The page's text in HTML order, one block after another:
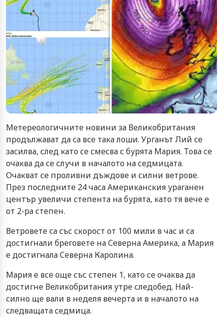
Метереологичните новини за Великобритания
продължават да са все така лоши. Урганът Лий се
засилва, след като се смесва с бурята Мария. Това се
очаква да се случи в началото на седмицата.
Очакват се проливни дъждове и силни ветрове.
През последните 24 часа Американския ураганен
център увеличи степента на бурята, като тя вече е
от 2-ра степен.
Ветровете са със скорост от 100 мили в час и са
достигнали бреговете на Северна Америка, а Мария
е достигнала Северна Каролина.
Мария е все още със степен 1, като се очаква да
достигне Великобритания утре следобед. Най-
силно ще вали в неделя вечерта и в началото на
следващата седмица.